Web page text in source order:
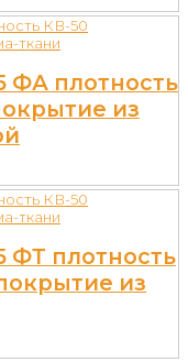
ФА плотность
из
ФТ плотность
из